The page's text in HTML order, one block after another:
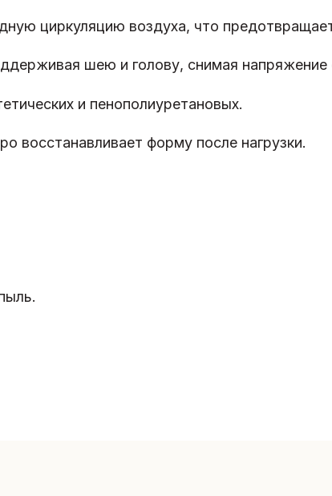
циркуляцию воздуха, что
шею и голову, снимая
и пенополиуретановых.
восстанавливает форму после нагрузки.